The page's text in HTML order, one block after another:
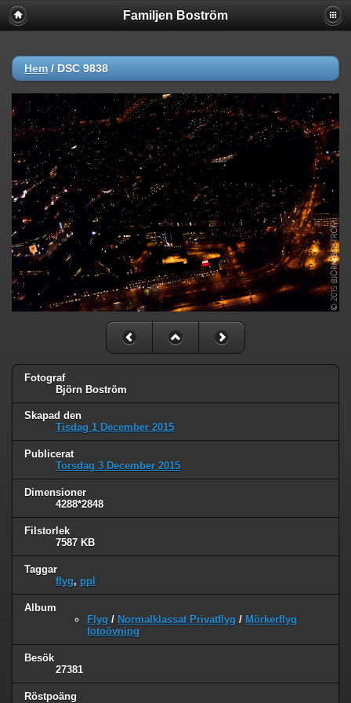
Familjen Boström
Hem / DSC 9838
Fotograf
Björn Boström
Skapad den
Tisdag 1 December 2015
Publicerat
Torsdag 3 December 2015
Dimensioner
4288*2848
Filstorlek
7587 KB
Taggar
flyg, ppl
Album
Flyg / Normalklassat Privatflyg / Mörkerflyg
fotoövning
Besök
27381
Röstpoäng